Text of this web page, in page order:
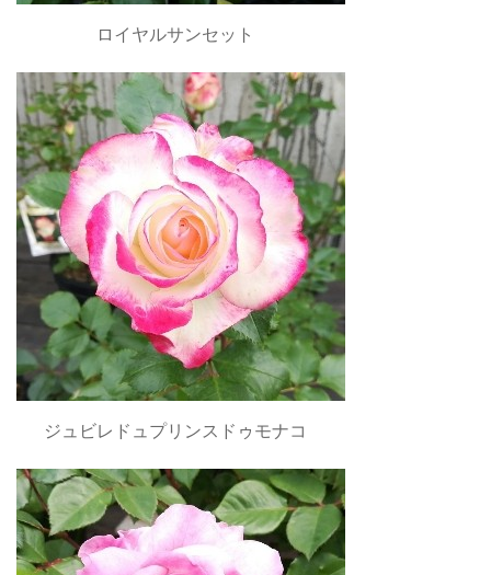
ロイヤルサンセット
ジュビレドュプリンスドゥモナコ